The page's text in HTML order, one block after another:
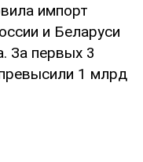
импорт
и Беларуси
За первых 3
1 млрд